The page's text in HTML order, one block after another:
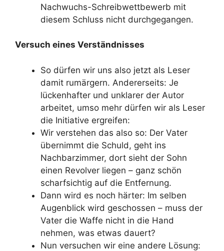
Nachwuchs-Schreibwettbewerb mit
diesem Schluss nicht durchgegangen.
Versuch eines Verständnisses
So dürfen wir uns also jetzt als Leser
damit rumärgern. Andererseits: Je
lückenhafter und unklarer der Autor
arbeitet, umso mehr dürfen wir als Leser
die Initiative ergreifen:
Wir verstehen das also so: Der Vater
übernimmt die Schuld, geht ins
Nachbarzimmer, dort sieht der Sohn
einen Revolver liegen – ganz schön
scharfsichtig auf die Entfernung.
Dann wird es noch härter: Im selben
Augenblick wird geschossen – muss der
Vater die Waffe nicht in die Hand
nehmen, was etwas dauert?
Nun versuchen wir eine andere Lösung: